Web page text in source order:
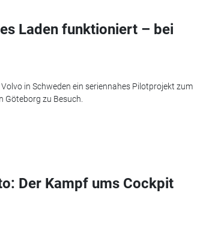
Laden funktioniert – bei
in Schweden ein seriennahes Pilotprojekt zum
Göteborg zu Besuch.
Der Kampf ums Cockpit